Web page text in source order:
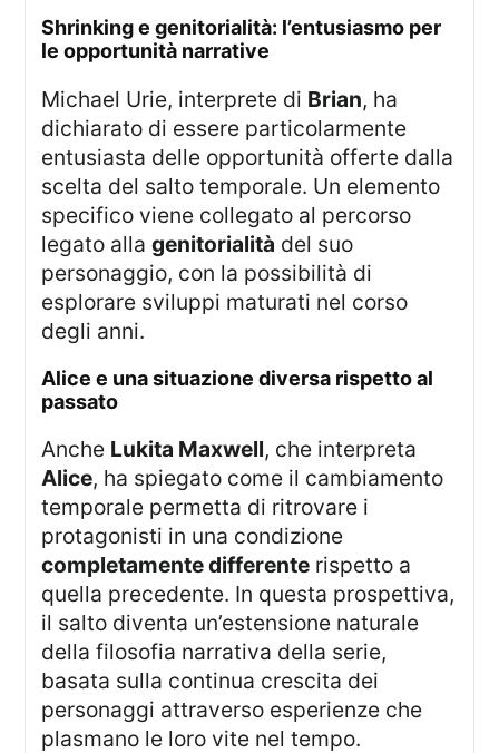
shrinking e genitorialità: l’entusiasmo per
le opportunità narrative
Michael Urie, interprete di Brian, ha
dichiarato di essere particolarmente
entusiasta delle opportunità offerte dalla
scelta del salto temporale. Un elemento
specifico viene collegato al percorso
legato allagenitorialità del suo
personaggio, con la possibilità di
esplorare sviluppi maturati nel corso
degli anni.
alice e una situazione diversa rispetto al
passato
Anche Lukita Maxwell, che interpreta
Alice, ha spiegato come il cambiamento
temporale permetta di ritrovare i
protagonisti in una condizione
completamente differente rispetto a
quella precedente. In questa prospettiva,
il salto diventa un’estensione naturale
della filosofia narrativa della serie,
basata sulla continua crescita dei
personaggi attraverso esperienze che
plasmano le loro vite nel tempo.